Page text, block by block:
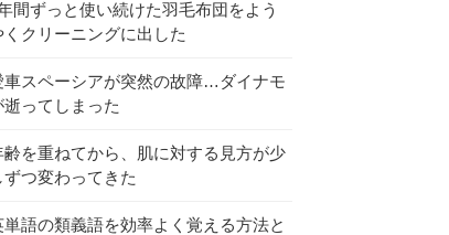
間ずっと使い続けた羽毛布団をよう
くクリーニングに出した
車スペーシアが突然の故障…ダイナモ
逝ってしまった
齢を重ねてから、肌に対する見方が少
ずつ変わってきた
単語の類義語を効率よく覚える方法と